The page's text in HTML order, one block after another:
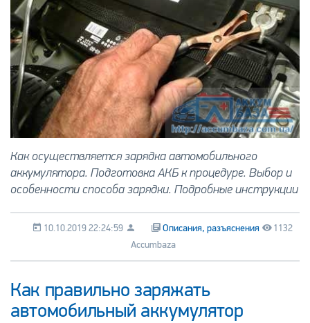
Как осуществляется зарядка автомобильного
аккумулятора. Подготовка АКБ к процедуре. Выбор и
особенности способа зарядки. Подробные инструкции
Описания, разъяснения 1132
10.10.2019 22:24:59
Accumbaza
Как правильно заряжать
автомобильный аккумулятор